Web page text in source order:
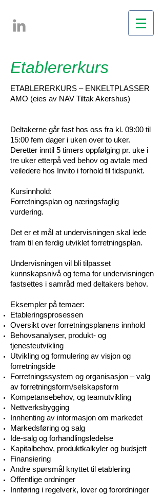
Etablererkurs
ETABLERERKURS – ENKELTPLASSER
AMO (eies av NAV Tiltak Akershus)
Deltakerne går fast hos oss fra kl. 09:00 til
15:00 fem dager i uken over to uker.
Deretter inntil 5 timers oppfølging pr. uke i
tre uker etterpå ved behov og avtale med
veiledere hos Invito i forhold til tidspunkt.
Kursinnhold:
Forretningsplan og næringsfaglig
vurdering.
Det er et mål at undervisningen skal lede
fram til en ferdig utviklet forretningsplan.
Undervisningen vil bli tilpasset
kunnskapsnivå og tema for undervisningen
fastsettes i samråd med deltakers behov.
Eksempler på temaer:
Etableringsprosessen
Oversikt over forretningsplanens innhold
Behovsanalyser, produkt- og
tjenesteutvikling
Utvikling og formulering av visjon og
forretningside
Forretningssystem og organisasjon – valg
av forretningsform/selskapsform
Kompetansebehov, og teamutvikling
Nettverksbygging
Innhenting av informasjon om markedet
Markedsføring og salg
Ide-salg og forhandlingsledelse
Kapitalbehov, produktkalkyler og budsjett
Finansiering
Andre spørsmål knyttet til etablering
Offentlige ordninger
Innføring i regelverk, lover og forordninger